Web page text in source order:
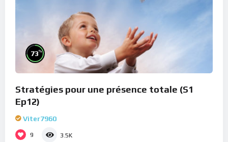
73%
Stratégies pour une présence totale (S1
Ep12)
Viter7960
9 3.5K